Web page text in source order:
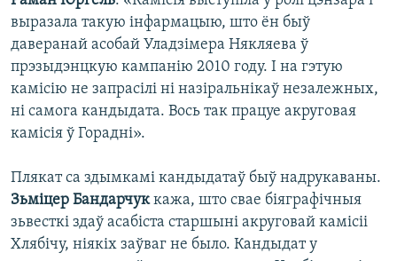
выразала такую інфармацыю, што ён быў
даверанай асобай Уладзімера Някляева ў
прэзыдэнцкую кампанію 2010 году. І на гэтую
камісію не запрасілі ні назіральнікаў незалежных,
ні самога кандыдата. Вось так працуе акруговая
камісія ў Горадні».
Плякат са здымкамі кандыдатаў быў надрукаваны.
Зьміцер Бандарчуккажа, што свае біяграфічныя
зьвесткі здаў асабіста старшыні акруговай камісіі
Хлябічу, ніякіх заўваг не было. Кандыдат у